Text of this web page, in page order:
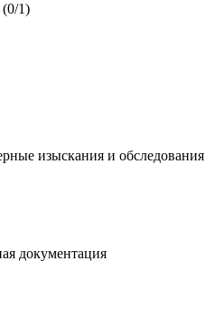
(0/1)
изыскания и обследования
документация